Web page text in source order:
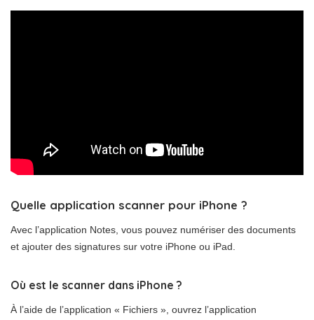
Quelle application scanner pour iPhone ?
Avec l’application Notes, vous pouvez numériser des documents
et ajouter des signatures sur votre iPhone ou iPad.
Où est le scanner dans iPhone ?
À l’aide de l’application « Fichiers », ouvrez l’application